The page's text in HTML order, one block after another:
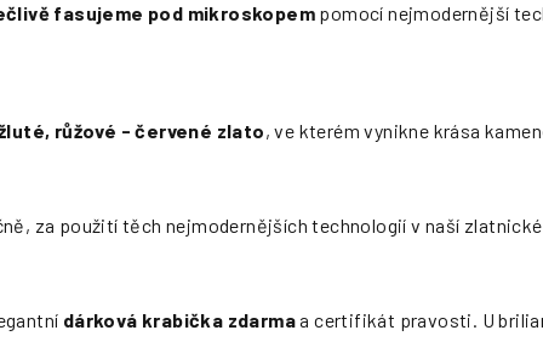
fasujeme pod mikroskopem pomocí nejmodernější
růžové - červené zlato, ve kterém vynikne krása
za použití těch nejmodernějších technologií v naší
dárková krabička zdarmaa certifikát pravosti. U